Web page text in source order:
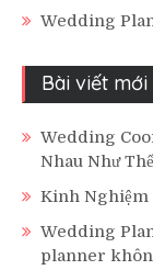
Wedding
Bài viết mới
Wedding
Nhau Như
Kinh Nghiệm
Wedding
planner